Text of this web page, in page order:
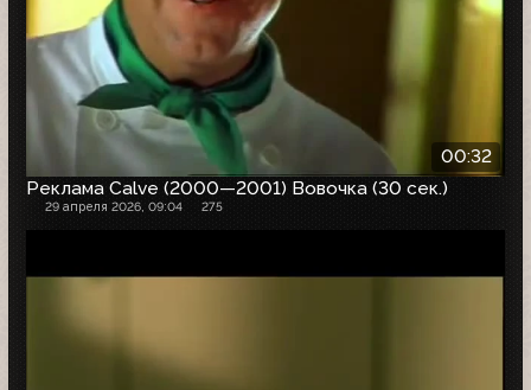
00:32
Реклама Calve (2000—2001) Вовочка (30 сек.)
29 апреля 2026, 09:04 275